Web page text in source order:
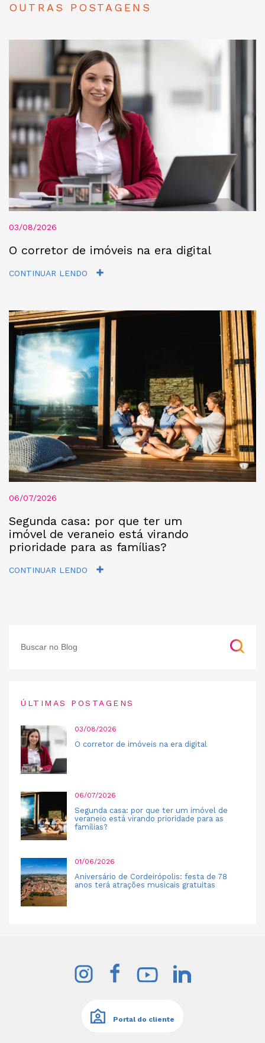
OUTRAS POSTAGENS
03/08/2026
O corretor de imóveis na era digital
CONTINUAR LENDO
06/07/2026
Segunda casa: por que ter um
imóvel de veraneio está virando
prioridade para as famílias?
CONTINUAR LENDO
ÚLTIMAS POSTAGENS
03/08/2026
O corretor de imóveis na era digital
06/07/2026
Segunda casa: por que ter um imóvel de
veraneio está virando prioridade para as
famílias?
01/06/2026
Aniversário de Cordeirópolis: festa de 78
anos terá atrações musicais gratuitas
Portal do cliente